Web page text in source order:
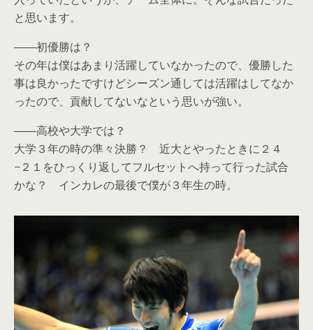
と思います。
――初優勝は？
その年は僕はあまり活躍していなかったので、優勝した
事は良かったですけどシーズン通しては活躍はしてなか
ったので、貢献してないなという思いが強い。
――高校や大学では？
大学３年の時の準々決勝？ 近大とやったときに２４
−２１をひっくり返してフルセットへ持って行った試合
かな？ インカレの最後で僕が３年生の時。